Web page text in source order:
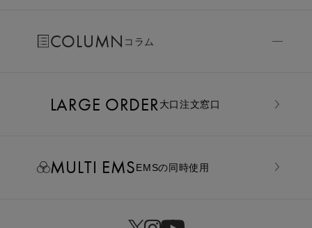
COLUMN コラム
LARGE ORDER⼤⼝注⽂窓⼝
MULTI EMSEMSの同時使用